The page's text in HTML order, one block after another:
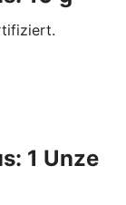
1 Unze